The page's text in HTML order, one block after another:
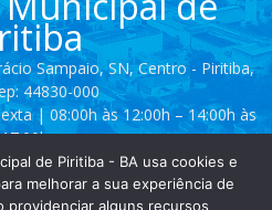
Sampaio, SN, Centro - Piritiba,
44830-000
| 08:00h às 12:00h – 14:00h às
17:00h
- 2111 / 3628 - 2153
de Piritiba - BA usa cookies e
melhorar a sua experiência de
providenciar alguns recursos